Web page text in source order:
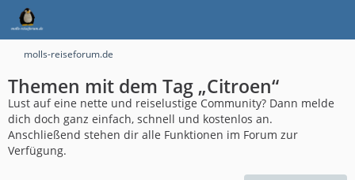
molls-reiseforum.de
Themen mit dem Tag „Citroen“
Lust auf eine nette und reiselustige Community? Dann melde
dich doch ganz einfach, schnell und kostenlos an.
Anschließend stehen dir alle Funktionen im Forum zur
Verfügung.